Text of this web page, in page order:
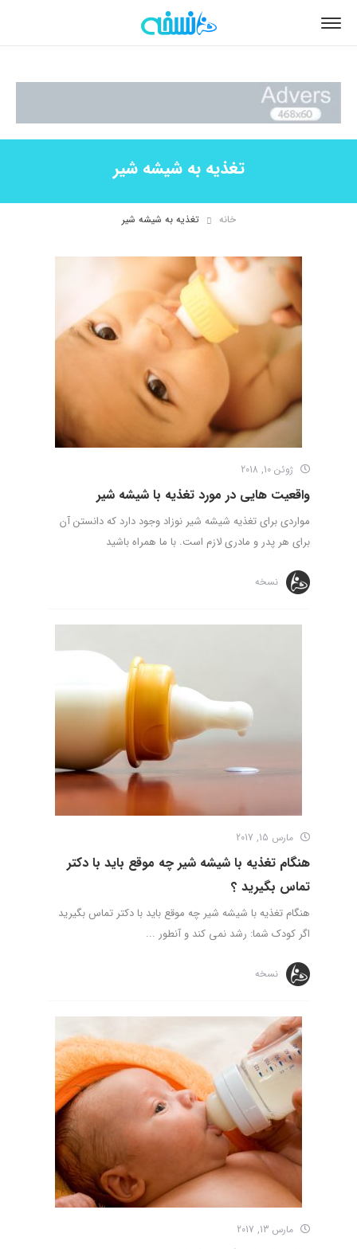
تغذیه به شیشه شیر
خانه تغذیه به شیشه شیر
ژوئن 10, 2018
واقعیت هایی در مورد تغذیه با شیشه شیر
مواردی برای تغذیه شیشه شیر نوزاد وجود دارد که دانستن آن
برای هر پدر و مادری لازم است. با ما همراه باشید
نسخه
مارس 15, 2017
هنگام تغذیه با شیشه شیر چه موقع باید با دکتر
تماس بگیرید ؟
هنگام تغذیه با شیشه شیر چه موقع باید با دکتر تماس بگیرید
اگر کودک شما: رشد نمی کند و آنطور ...
نسخه
مارس 13, 2017